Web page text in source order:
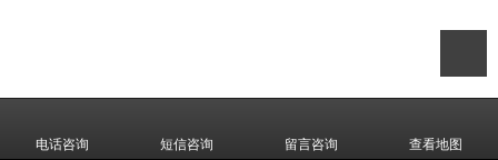
电话咨询 短信咨询 留言咨询 查看地图